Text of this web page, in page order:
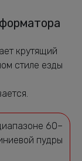
крутящий
стиле езды
60–
пудры